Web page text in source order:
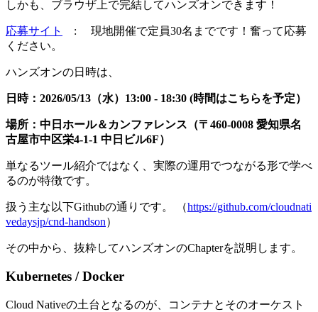
しかも、ブラウザ上で完結してハンズオンできます！
応募サイト
: 現地開催で定員30名までです！奮って応募
ください。
ハンズオンの日時は、
日時：2026/05/13（水）13:00 - 18:30 (時間はこちらを予定）
場所：中日ホール＆カンファレンス（〒460-0008 愛知県名
古屋市中区栄4-1-1 中日ビル6F）
単なるツール紹介ではなく、実際の運用でつながる形で学べ
るのが特徴です。
扱う主な以下Githubの通りです。 （https://github.com/cloudnati
vedaysjp/cnd-handson）
その中から、抜粋してハンズオンのChapterを説明します。
Kubernetes / Docker
Cloud Nativeの土台となるのが、コンテナとそのオーケスト